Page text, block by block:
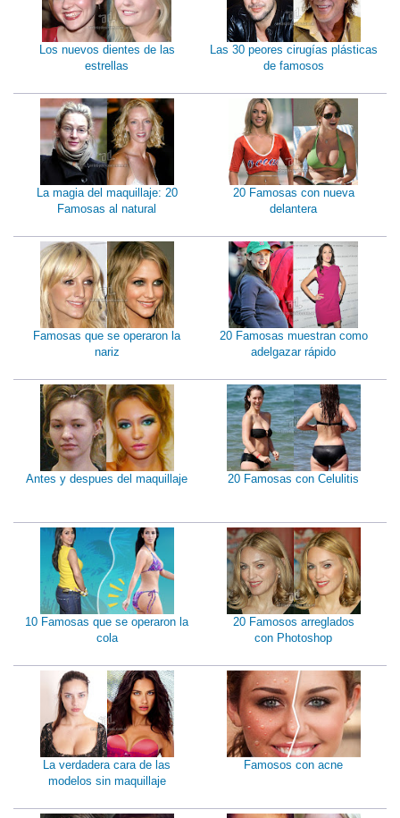
Los nuevos dientes de las
estrellas
Las 30 peores cirugías plásticas
de famosos
La magia del maquillaje: 20
Famosas al natural
20 Famosas con nueva
delantera
Famosas que se operaron la
nariz
20 Famosas muestran como
adelgazar rápido
Antes y despues del maquillaje 20 Famosas con Celulitis
10 Famosas que se operaron la
cola
20 Famosos arreglados
con Photoshop
La verdadera cara de las
modelos sin maquillaje
Famosos con acne